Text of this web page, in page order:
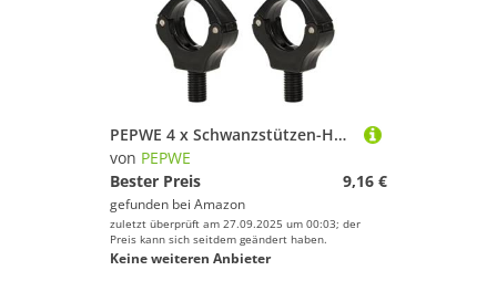
PEPWE 4 x Schwanzstützen-Halter, Rutengriffe, Halterung, Angelgreifer, Rests, Werkzeughalter, Kopf, Outdoor-Ausrüstung
von PEPWE
Bester Preis
9,16 €
gefunden bei Amazon
zuletzt überprüft am 27.09.2025 um 00:03; der
Preis kann sich seitdem geändert haben.
Keine weiteren Anbieter